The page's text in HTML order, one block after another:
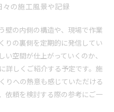
々の施工風景や記録
壁の内側の構造や、現場で作業
りの裏側を定期的に発信してい
い空間が仕上がっていくのか、
詳しくご紹介する予定です。施
りへの熱意も感じていただける
依頼を検討する際の参考にご一